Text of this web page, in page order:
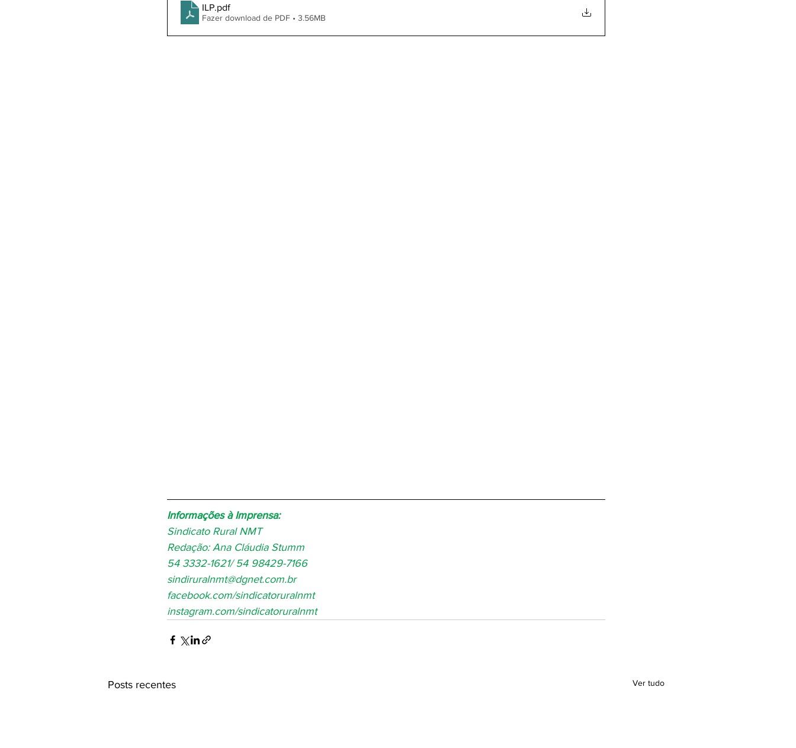
ILP.pdf
Fazer download de PDF • 3.56MB
Informações à Imprensa:
Sindicato Rural NMT
Redação: Ana Cláudia Stumm
54 3332-1621/ 54 98429-7166
sindiruralnmt@dgnet.com.br
facebook.com/sindicatoruralnmt
instagram.com/sindicatoruralnmt
Posts recentes Ver tudo